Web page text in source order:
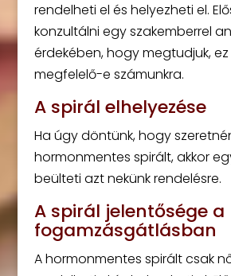
rendelheti el és helyezheti el.
konzultálni egy szakemberrel
érdekében, hogy megtudjuk, ez
megfelelő-e számunkra.
A spirál elhelyezése
Ha úgy döntünk, hogy
hormonmentes spirált, akkor
beülteti azt nekünk rendelésre.
A spirál jelentősége a
fogamzásgátlásban
A hormonmentes spirált csak